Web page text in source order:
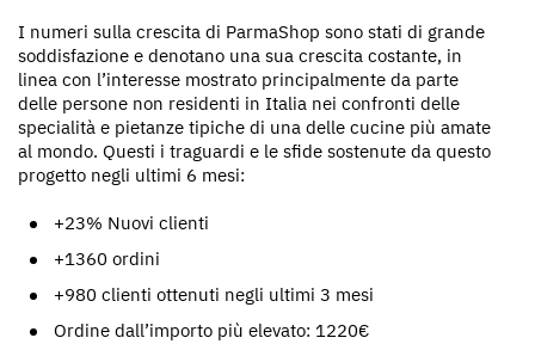
I numeri sulla crescita di ParmaShop sono stati di grande
soddisfazione e denotano una sua crescita costante, in
linea con l’interesse mostrato principalmente da parte
delle persone non residenti in Italia nei confronti delle
specialità e pietanze tipiche di una delle cucine più amate
al mondo. Questi i traguardi e le sfide sostenute da questo
progetto negli ultimi 6 mesi:
+23% Nuovi clienti
+1360 ordini
+980 clienti ottenuti negli ultimi 3 mesi
Ordine dall’importo più elevato: 1220€